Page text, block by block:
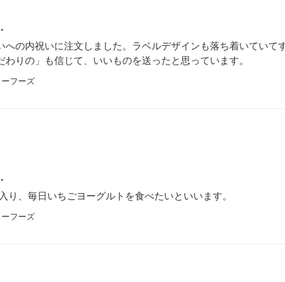
への内祝いに注文しました。ラベルデザインも落ち着いていて
りの」も信じて、いいものを送ったと思っています。
フーズ
、毎日いちごヨーグルトを食べたいといいます。
フーズ